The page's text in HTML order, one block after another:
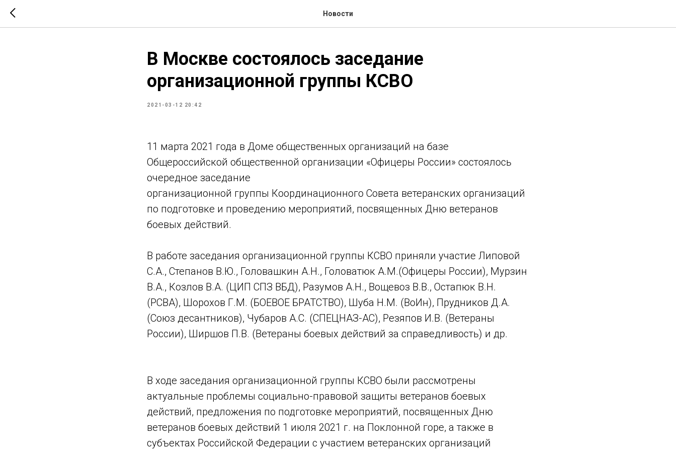
Новости
В Москве состоялось заседание
организационной группы КСВО
2021-03-12 20:42
11 марта 2021 года в Доме общественных организаций на базе
Общероссийской общественной организации «Офицеры России» состоялось
очередное заседание
организационной группы Координационного Совета ветеранских организаций
по подготовке и проведению мероприятий, посвященных Дню ветеранов
боевых действий.
В работе заседания организационной группы КСВО приняли участие Липовой
С.А., Степанов В.Ю., Головашкин А.Н., Головатюк А.М.(Офицеры России), Мурзин
В.А., Козлов В.А. (ЦИП СПЗ ВБД), Разумов А.Н., Вощевоз В.В., Остапюк В.Н.
(РСВА), Шорохов Г.М. (БОЕВОЕ БРАТСТВО), Шуба Н.М. (ВоИн), Прудников Д.А.
(Союз десантников), Чубаров А.С. (СПЕЦНАЗ-АС), Резяпов И.В. (Ветераны
России), Ширшов П.В. (Ветераны боевых действий за справедливость) и др.
В ходе заседания организационной группы КСВО были рассмотрены
актуальные проблемы социально-правовой защиты ветеранов боевых
действий, предложения по подготовке мероприятий, посвященных Дню
ветеранов боевых действий 1 июля 2021 г. на Поклонной горе, а также в
субъектах Российской Федерации с участием ветеранских организаций